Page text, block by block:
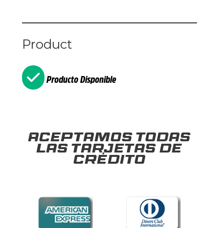
Product
Producto Disponible
Aceptamos todas
las tarjetas de
crédito